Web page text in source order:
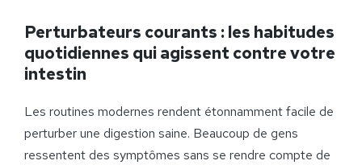
Perturbateurs courants : les habitudes
quotidiennes qui agissent contre votre
intestin
Les routines modernes rendent étonnamment facile de
perturber une digestion saine. Beaucoup de gens
ressentent des symptômes sans se rendre compte de